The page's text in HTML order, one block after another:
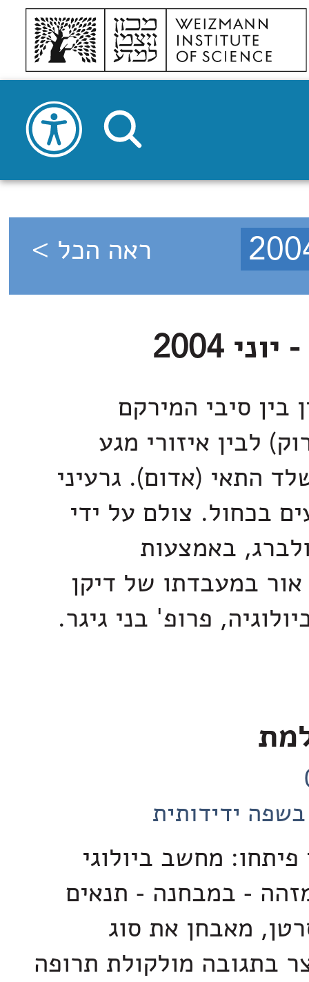
ראה הכל >
בין סיבי המירקם
לבין איזורי מגע
התאי (אדום). גרעיני
בכחול. צולם על ידי
באמצעות
אור במעבדתו של דיקן
פרופ' בני גיגר.
ידידותית
פיתחו: מחשב ביולוגי
- במבחנה - תנאים
מאבחן את סוג
בתגובה מולקולת תרופה